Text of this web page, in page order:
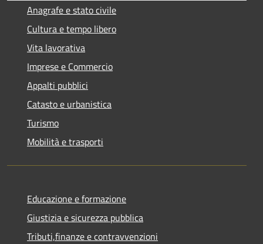
Anagrafe e stato civile
Cultura e tempo libero
Vita lavorativa
Imprese e Commercio
Appalti pubblici
Catasto e urbanistica
Turismo
Mobilità e trasporti
Educazione e formazione
Giustizia e sicurezza pubblica
Tributi,finanze e contravvenzioni